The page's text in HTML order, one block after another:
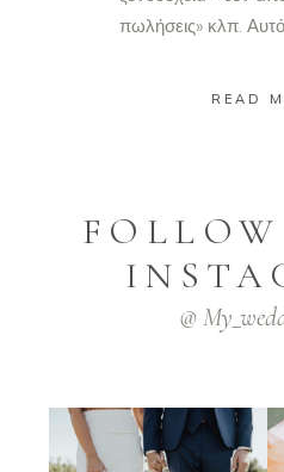
πωλήσεις» κλπ. Αυτό
READ
@